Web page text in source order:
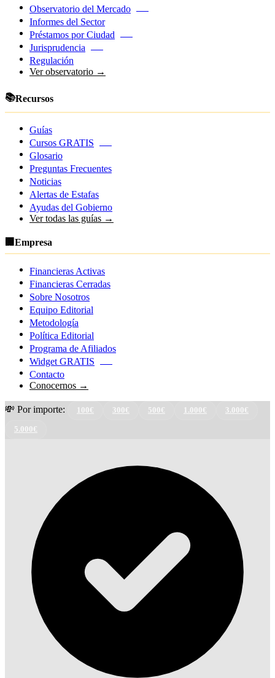
Observatorio del Mercado
Informes del Sector
Préstamos por Ciudad
Jurisprudencia
Regulación
Ver observatorio →
📚Recursos
Guías
Cursos GRATIS
Glosario
Preguntas Frecuentes
Noticias
Alertas de Estafas
Ayudas del Gobierno
Ver todas las guías →
🏢 Empresa
Financieras Activas
Financieras Cerradas
Sobre Nosotros
Equipo Editorial
Metodología
Política Editorial
Programa de Afiliados
Widget GRATIS
Contacto
Conocernos →
💸 Por importe: 100€ 300€ 500€ 1.000€ 3.000€
5.000€